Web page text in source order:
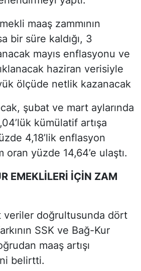
maaş zammının
bir süre kaldığı, 3
mayıs enflasyonu ve
haziran verisiyle
ölçüde netlik kazanacak
şubat ve mart aylarında
kümülatif artışa
4,18’lik enflasyon
yüzde 14,64’e ulaştı.
EMEKLİLERİ İÇİN ZAM
veriler doğrultusunda dört
SSK ve Bağ-Kur
maaş artışı
belirtti.